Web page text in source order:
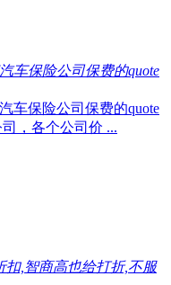
车保险公司保费的quote
车保险公司保费的quote
，各个公司价 ...
扣,智商高也给打折,不服